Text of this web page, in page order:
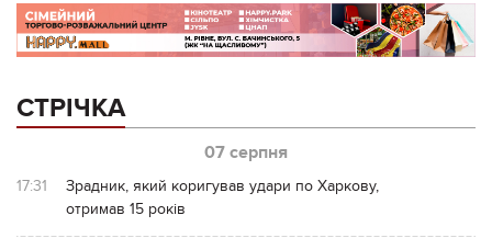
СТРІЧКА
07 серпня
17:31
Зрадник, який коригував удари по Харкову,
отримав 15 років